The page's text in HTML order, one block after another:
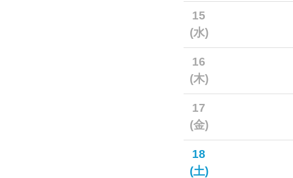
15
(水)
16
(木)
17
(金)
18
(土)